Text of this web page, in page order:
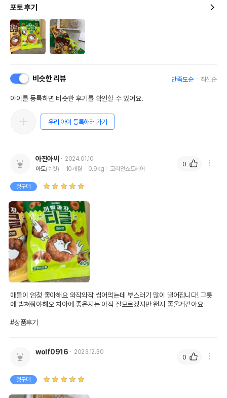
포토 후기
비슷한 리뷰 만족도순 최신순
아이를 등록하면 비슷한 후기를 확인할 수 있어요.
우리 아이 등록하러 가기
아진아씨
2024.01.10
아토(수컷) 10개월 0.9kg 코리안쇼트헤어
첫구매
애들이 엄청 좋아해요 와작와작 씹어먹는데 부스러기 많이 떨어집니다! 그릇
에 받쳐줘야해오 치아에 좋은지는 아직 잘모르겠지만 왠지 좋울거같아요
#상품후기
0
wolf0916 2023.12.30
첫구매
0